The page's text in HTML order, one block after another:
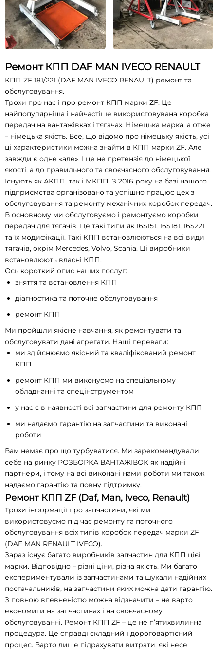
Ремонт КПП DAF MAN IVECO RENAULT
КПП ZF 181/221 (DAF MAN IVECO RENAULT) ремонт та
обслуговування.
Трохи про нас і про ремонт КПП марки ZF. Це
найпопулярніша і найчастіше використовувана коробка
передач на вантажівках і тягачах. Німецька марка, а отже
– німецька якість. Все, що відомо про німецьку якість, усі
ці характеристики можна знайти в КПП марки ZF. Але
завжди є одне «але». І це не претензія до німецької
якості, а до правильного та своєчасного обслуговування.
Існують як АКПП, так і МКПП. З 2016 року на базі нашого
підприємства організовано та успішно працює цех з
обслуговування та ремонту механічних коробок передач.
В основному ми обслуговуємо і ремонтуємо коробки
передач для тягачів. Це такі типи як 16S151, 16S181, 16S221
та їх модифікації. Такі КПП встановлюються на всі види
тягачів, окрім Mercedes, Volvo, Scania. Ці виробники
встановлюють власні КПП.
Ось короткий опис наших послуг:
зняття та встановлення КПП
діагностика та поточне обслуговування
ремонт КПП
Ми пройшли якісне навчання, як ремонтувати та
обслуговувати дані агрегати. Наші переваги:
ми здійснюємо якісний та кваліфікований ремонт
КПП
ремонт КПП ми виконуємо на спеціальному
обладнанні та спецінструментом
у нас є в наявності всі запчастини для ремонту КПП
ми надаємо гарантію на запчастини та виконані
роботи
Вам немає про що турбуватися. Ми зарекомендували
себе на ринку РОЗБОРКА ВАНТАЖІВОК як надійні
партнери, і тому на всі виконані нами роботи ми також
надаємо гарантію та повну підтримку.
Ремонт КПП ZF (Daf, Man, Iveco, Renault)
Трохи інформації про запчастини, які ми
використовуємо під час ремонту та поточного
обслуговування всіх типів коробок передач марки ZF
(DAF MAN RENAULT IVECO).
Зараз існує багато виробників запчастин для КПП цієї
марки. Відповідно – різні ціни, різна якість. Ми багато
експериментували із запчастинами та шукали надійних
постачальників, на запчастини яких можна дати гарантію.
З повною впевненістю можна відзначити – не варто
економити на запчастинах і на своєчасному
обслуговуванні. Ремонт КПП ZF – це не п’ятихвилинна
процедура. Це справді складний і дороговартісний
процес. Варто лише підрахувати витрати, які несе